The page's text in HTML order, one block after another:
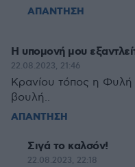
ΑΠΑΝΤΗΣΗ
Η υπομονή μου
22.08.2023, 21:46
Κρανίου τόπος η Φυλή
βουλή..
ΑΠΑΝΤΗΣΗ
Σιγά το καλσόν!
22.08.2023, 22:18